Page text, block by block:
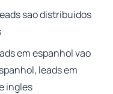
sao distribuidos
em espanhol vao
leads em
ingles